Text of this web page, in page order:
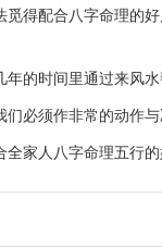
得配合八字命理的
的时间里通过来风
必须作非常的动作
家人八字命理五行的